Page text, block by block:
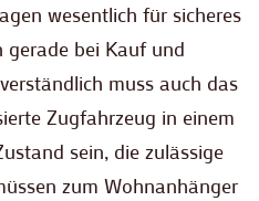
wesentlich für sicheres
bei Kauf und
muss auch das
Zugfahrzeug in einem
sein, die zulässige
zum Wohnanhänger